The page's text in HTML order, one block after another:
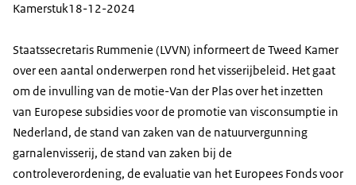
Kamerstuk18-12-2024
Staatssecretaris Rummenie (LVVN) informeert de Tweed Kamer
over een aantal onderwerpen rond het visserijbeleid. Het gaat
om de invulling van de motie-Van der Plas over het inzetten
van Europese subsidies voor de promotie van visconsumptie in
Nederland, de stand van zaken van de natuurvergunning
garnalenvisserij, de stand van zaken bij de
controleverordening, de evaluatie van het Europees Fonds voor